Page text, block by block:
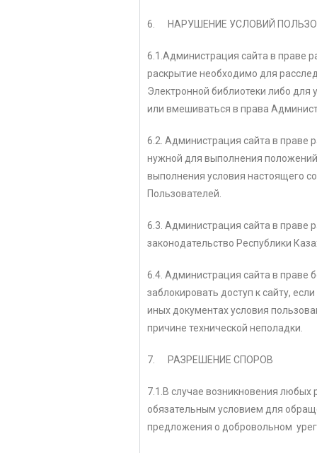
6. НАРУШЕНИЕ УСЛОВИЙ
6.1.Администрация сайта в праве
раскрытие необходимо для
Электронной библиотеки либо
или вмешиваться в права
6.2. Администрация сайта в праве
нужной для выполнения
выполнения условия настоящего
Пользователей.
6.3. Администрация сайта в праве
законодательство Республики
6.4. Администрация сайта в праве
заблокировать доступ к сайту,
иных документах условия
причине технической неполадки.
7. РАЗРЕШЕНИЕ СПОРОВ
7.1.В случае возникновения
обязательным условием для
предложения о добровольном